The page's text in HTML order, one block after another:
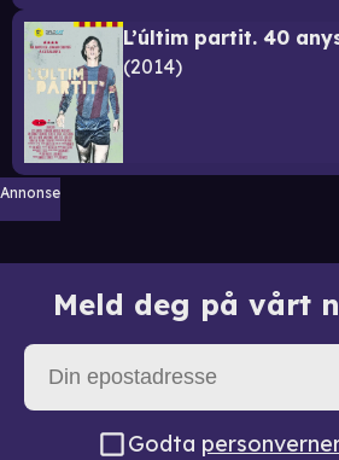
2014
Annonse
Meld deg på vårt
Godta